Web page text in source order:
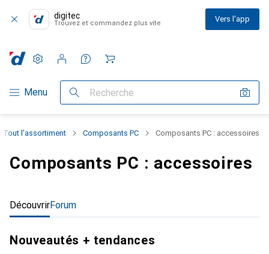
digitec
Trouvez et commandez plus vite Vers l'app
Navigation par catégorie
Menu Recherche
Paramètres
Compte client
Listes de comparaison
Listes d'envies
Panier
Tout l'assortiment Composants PC Composants PC : accessoires
Composants PC : accessoires
DécouvrirForum
Nouveautés + tendances